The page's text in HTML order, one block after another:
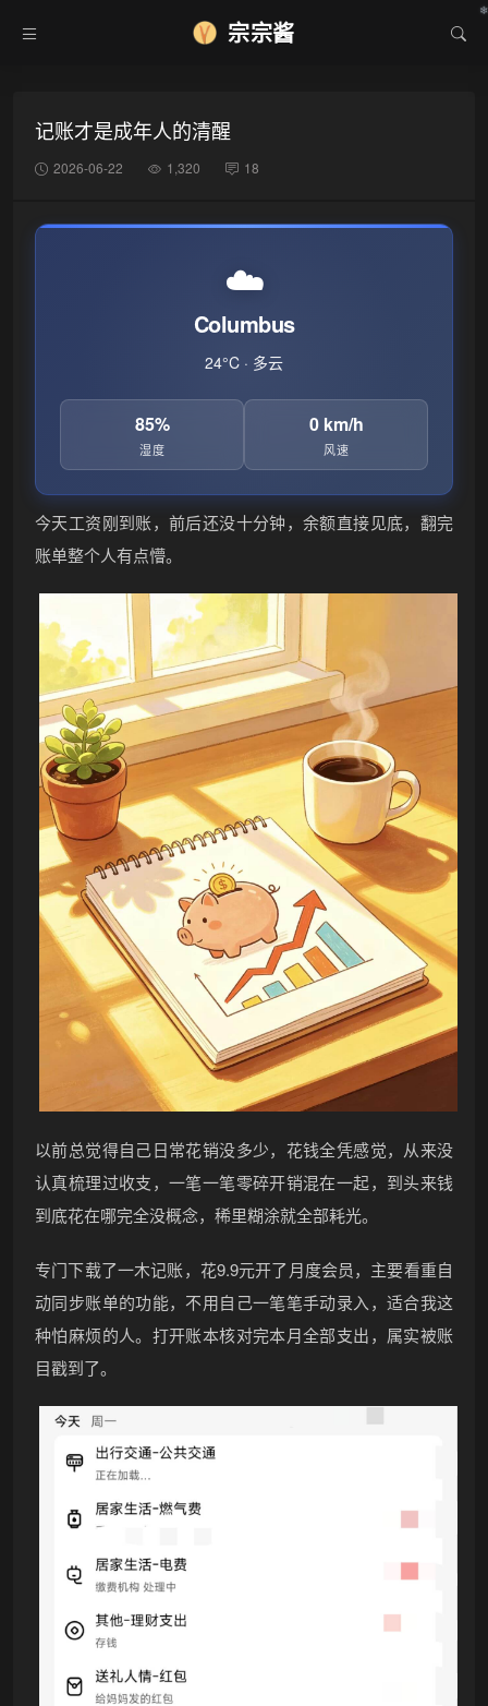
宗宗酱
记账才是成年人的清醒
2026-06-22 1,320 18
☁️
Columbus
24°C · 多云
85%
湿度
0 km/h
风速
今天工资刚到账，前后还没十分钟，余额直接见底，翻完
账单整个人有点懵。
以前总觉得自己日常花销没多少，花钱全凭感觉，从来没
认真梳理过收支，一笔一笔零碎开销混在一起，到头来钱
到底花在哪完全没概念，稀里糊涂就全部耗光。
专门下载了一木记账，花9.9元开了月度会员，主要看重自
动同步账单的功能，不用自己一笔笔手动录入，适合我这
种怕麻烦的人。打开账本核对完本月全部支出，属实被账
目戳到了。